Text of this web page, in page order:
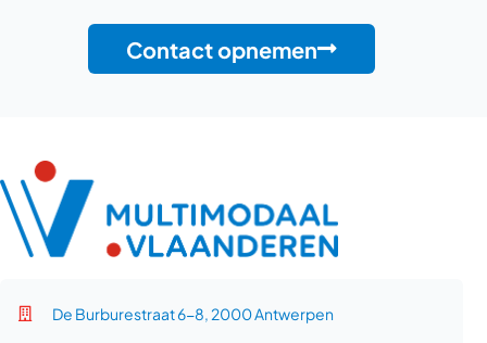
Contact opnemen
De Burburestraat 6-8, 2000 Antwerpen